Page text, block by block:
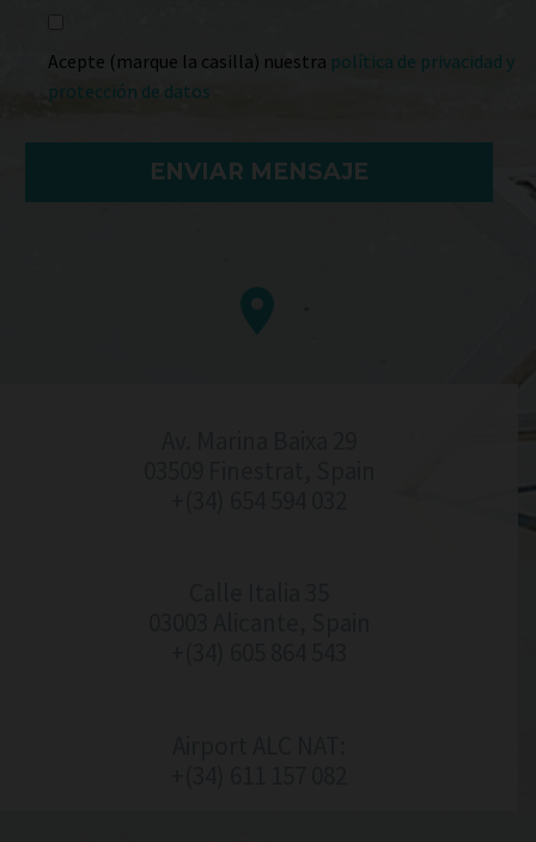
Acepte (marque la casilla) nuestra política de privacidad y
protección de datos

